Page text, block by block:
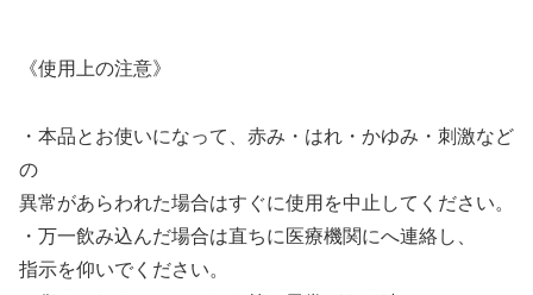
《使用上の注意》
・本品とお使いになって、赤み・はれ・かゆみ・刺激など
の
異常があらわれた場合はすぐに使用を中止してください。
・万一飲み込んだ場合は直ちに医療機関にへ連絡し、
指示を仰いでください。